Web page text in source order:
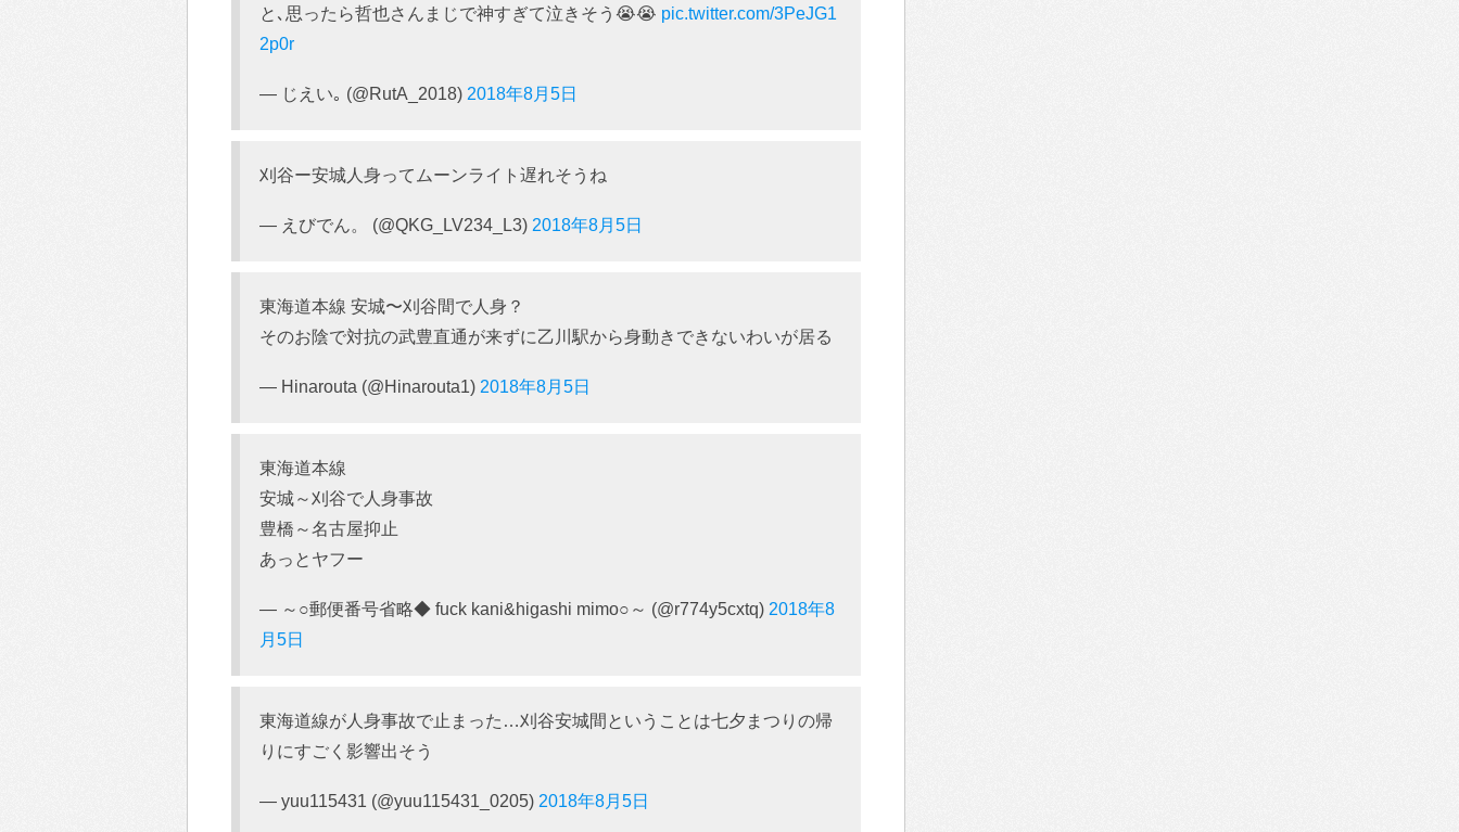
と､思ったら哲也さんまじで神すぎて泣きそう😭😭 pic.twitter.com/3PeJG1
2p0r
— じえい｡ (@RutA_2018) 2018年8月5日
刈谷ー安城人身ってムーンライト遅れそうね
— えびでん。 (@QKG_LV234_L3) 2018年8月5日
東海道本線 安城〜刈谷間で人身？
そのお陰で対抗の武豊直通が来ずに乙川駅から身動きできないわいが居る
— Hinarouta (@Hinarouta1) 2018年8月5日
東海道本線
安城～刈谷で人身事故
豊橋～名古屋抑止
あっとヤフー
— ～○郵便番号省略◆ fuck kani&higashi mimo○～ (@r774y5cxtq) 2018年8
月5日
東海道線が人身事故で止まった…刈谷安城間ということは七夕まつりの帰
りにすごく影響出そう
— yuu115431 (@yuu115431_0205) 2018年8月5日